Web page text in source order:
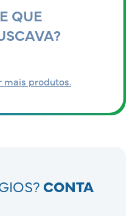
QUE
mais produtos.
CONTA